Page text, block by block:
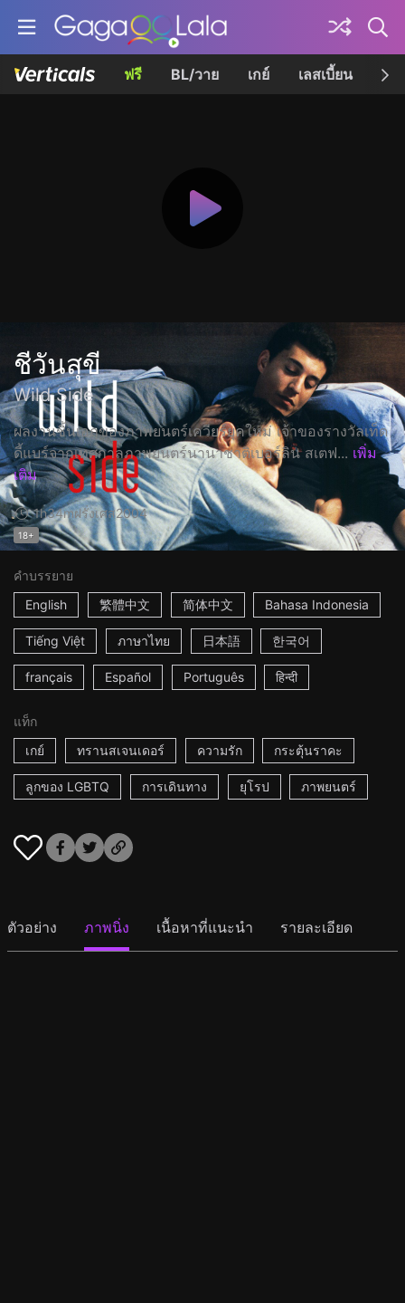
ฟรี BL/วาย เกย์ เลสเบี้ยน เค
ชีวันสุขี
Wild Side
ผลงานชิ้นเอกของภาพยนตร์เควียร์ยุคใหม่ เจ้าของรางวัลเท็ด
ดี้แบร์จากเทศกาลภาพยนตร์นานาชาติเบอร์ลิน สเตฟ... เพิ่ม
เติม
1h34mฝรั่งเศส2004
18+
คำบรรยาย
English
繁體中文 简体中文 Bahasa Indonesia
Tiếng Việt ภาษาไทย 日本語 한국어
français Español Português हिन्दी
แท็ก
เกย์
ทรานสเจนเดอร์ ความรัก กระตุ้นราคะ
ลูกของ LGBTQ การเดินทาง ยุโรป ภาพยนตร์
ตัวอย่าง ภาพนิ่ง เนื้อหาที่แนะนำ รายละเอียด